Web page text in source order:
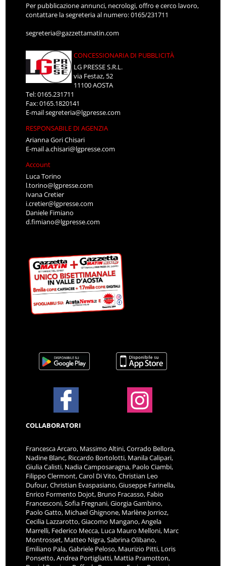
Per pubblicazione annunci, necrologi, offro e cerco lavoro,
contattare la segreteria al numero: 0165/231711
segreteria@gazzettamatin.com
CONCESSIONARIA DI PUBBLICITÀ
LG PRESSE S.R.L.
via Festaz, 52
11100 AOSTA
Tel: 0165.231711
Fax: 0165.1820141
E-mailsegreteria@lgpresse.com
RESPONSABILE DI AGENZIA
Arianna Gori Chisari
E-maila.chisari@lgpresse.com
Account
Luca Torino
l.torino@lgpresse.com
Ivana Cretier
i.cretier@lgpresse.com
Daniele Fimiano
d.fimiano@lgpresse.com
COLLABORATORI
Francesca Arcaro, Massimo Altini, Corrado Bellora,
Nadine Blanc, Riccardo Bortolotti, Manila Calipari,
Giulia Calisti, Nadia Camposaragna, Paolo Ciambi,
Filippo Clermont, Carol Di Vito, Christian Leo
Dufour, Christian Evaspasiano, Giuseppe Farinella,
Enrico Formento Dojot, Bruno Fracasso, Fabio
Francesconi, Sofia Fregnani, Giorgia Gambino,
Paolo Gatto, Michael Ghignone, Marlène Jorrioz,
Cecilia Lazzarotto, Giacomo Mangano, Angela
Marrelli, Federico Mecca, Luca Mauro Melloni, Marc
Montrosset, Matteo Nigra, Sabrina Olibano,
Emiliano Pala, Gabriele Peloso, Maurizio Pitti, Loris
Ponsetto, Andrea Portigliatti, Mattia Pramotton,